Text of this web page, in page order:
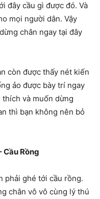
đây cầu gì được đó. Và
mọi người dân. Vậy
chân ngay tại đây
còn được thấy nét kiến
ảo được bày trí ngay
và muốn dừng
thì bạn không nên bỏ
Cầu Rồng
phải ghé tới cầu rồng.
chân vô vô cùng lý thú